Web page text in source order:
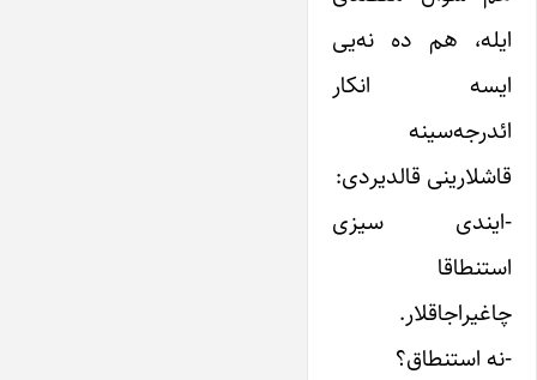
ایله، هم ده نه‌یی
ایسه انکار
ائدرجه‌سینه
قاشلارینی قالدیردی:
-ایندی سیزی
استنطاقا
چاغیراجاقلار.
-نه استنطاق؟